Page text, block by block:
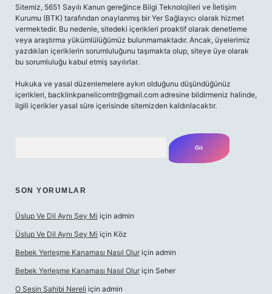
Sitemiz, 5651 Sayılı Kanun gereğince Bilgi Teknolojileri ve İletişim
Kurumu (BTK) tarafından onaylanmış bir Yer Sağlayıcı olarak hizmet
vermektedir. Bu nedenle, sitedeki içerikleri proaktif olarak denetleme
veya araştırma yükümlülüğümüz bulunmamaktadır. Ancak, üyelerimiz
yazdıkları içeriklerin sorumluluğunu taşımakta olup, siteye üye olarak
bu sorumluluğu kabul etmiş sayılırlar.
Hukuka ve yasal düzenlemelere aykırı olduğunu düşündüğünüz
içerikleri, backlinkpanelicomtr@gmail.com adresine bildirmeniz halinde,
ilgili içerikler yasal süre içerisinde sitemizden kaldırılacaktır.
SON YORUMLAR
Üslup Ve Dil Aynı Şey Mi için admin
Üslup Ve Dil Aynı Şey Mi için Köz
Bebek Yerleşme Kanaması Nasıl Olur için admin
Bebek Yerleşme Kanaması Nasıl Olur için Seher
O Sesin Sahibi Nereli için admin